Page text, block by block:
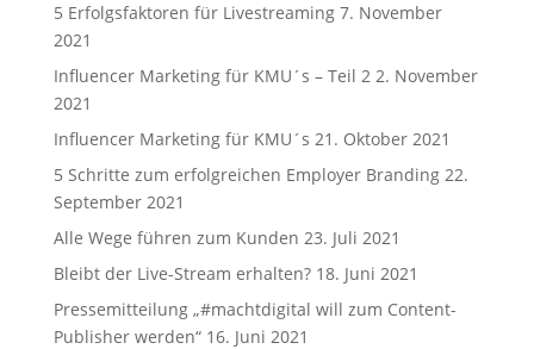
5 Erfolgsfaktoren für Livestreaming 7. November
2021
Influencer Marketing für KMU´s – Teil 2 2. November
2021
Influencer Marketing für KMU´s 21. Oktober 2021
5 Schritte zum erfolgreichen Employer Branding 22.
September 2021
Alle Wege führen zum Kunden 23. Juli 2021
Bleibt der Live-Stream erhalten? 18. Juni 2021
Pressemitteilung „#machtdigital will zum Content-
Publisher werden“ 16. Juni 2021